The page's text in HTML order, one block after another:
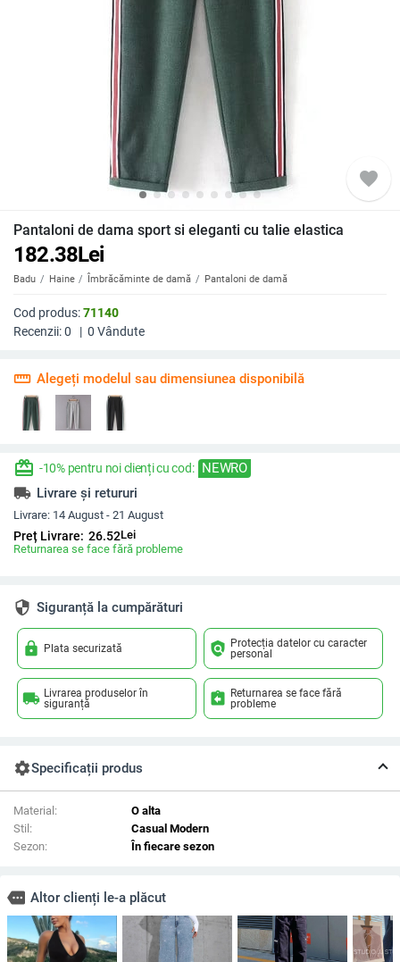
favorite
Pantaloni de dama sport si eleganti cu talie elastica
182.38Lei
Badu Haine Îmbrăcăminte de damă Pantaloni de damă
Cod produs:71140
Recenzii:0 | 0 Vândute
straighten Alegeți modelul sau dimensiunea disponibilă
redeem -10% pentru noi clienți cu cod: NEWRO
local_shipping Livrare și retururi
Livrare: 14 August - 21 August
Preț Livrare: 26.52Lei
Returnarea se face fără probleme
security Siguranță la cumpărături
lock Plata securizată policy Protecția datelor cu caracter
personal
local_shipping Livrarea produselor în
siguranță
assignment_return Returnarea se face fără
probleme
settingsSpecificații produs
Material:
O alta
Stil:
Casual Modern
Sezon:
În fiecare sezon
more Altor clienți le-a plăcut